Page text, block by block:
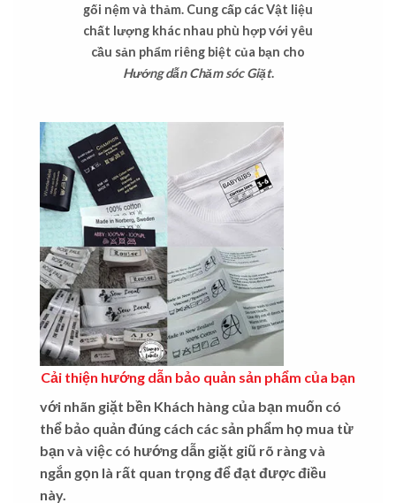
gối nệm và thảm. Cung cấp các Vật liệu
chất lượng khác nhau phù hợp với yêu
cầu sản phẩm riêng biệt của bạn cho
Hướng dẫn Chăm sóc Giặt.
Cải thiện hướng dẫn bảo quản sản phẩm của bạn
với nhãn giặt bền Khách hàng của bạn muốn có
thể bảo quản đúng cách các sản phẩm họ mua từ
bạn và việc có hướng dẫn giặt giũ rõ ràng và
ngắn gọn là rất quan trọng để đạt được điều
này.